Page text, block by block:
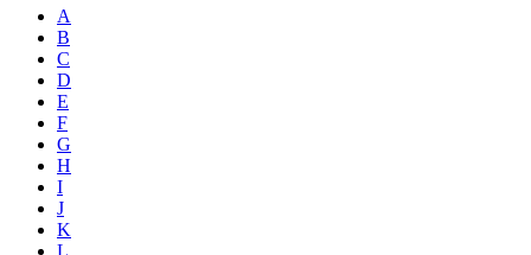
A
B
C
D
E
F
G
H
I
J
K
L